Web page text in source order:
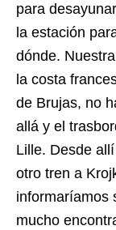
para
la estación
dónde.
la costa
de Brujas, no
allá y el
Lille. Desde
otro tren a
informaríamos
mucho